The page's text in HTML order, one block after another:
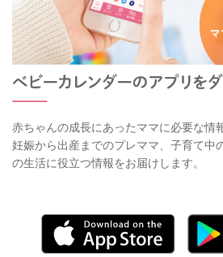
赤ちゃんの成長にあったママに必要な情
妊娠から出産までのプレママ、子育て中
の生活に役立つ情報をお届けします。